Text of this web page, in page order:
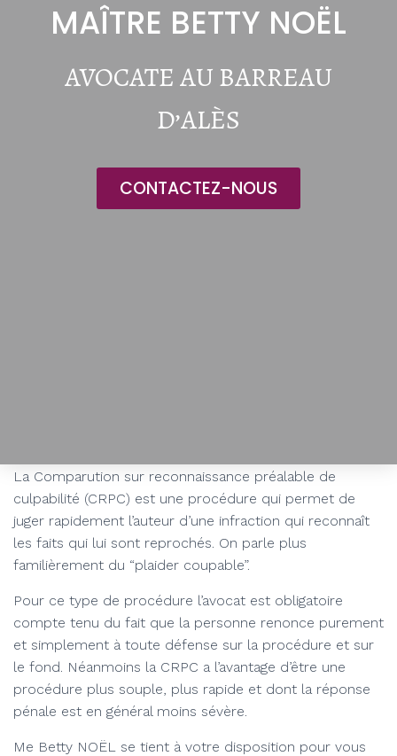
MAÎTRE BETTY NOËL
AVOCATE AU BARREAU
D’ALÈS
CONTACTEZ-NOUS
La Comparution sur reconnaissance préalable de
culpabilité (CRPC) est une procédure qui permet de
juger rapidement l’auteur d’une infraction qui reconnaît
les faits qui lui sont reprochés. On parle plus
familièrement du “plaider coupable”.
Pour ce type de procédure l’avocat est obligatoire
compte tenu du fait que la personne renonce purement
et simplement à toute défense sur la procédure et sur
le fond. Néanmoins la CRPC a l’avantage d’être une
procédure plus souple, plus rapide et dont la réponse
pénale est en général moins sévère.
Me Betty NOËL se tient à votre disposition pour vous